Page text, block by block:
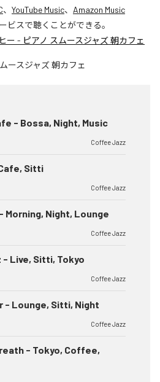
、 YouTube Music、 Amazon Music
ビスで聴くことができる。
ー - ピアノ スムースジャズ 朝カフェ
- Bossa, Night, Music
Coffee Jazz
Sitti
Coffee Jazz
Morning, Night, Lounge
Coffee Jazz
Live, Sitti, Tokyo
Coffee Jazz
- Lounge, Sitti, Night
Coffee Jazz
- Tokyo, Coffee,